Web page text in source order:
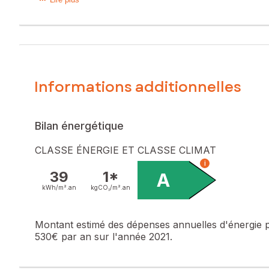
et salle d’eau. Une seconde salle de bain complète
fonctionnalité, volumes agréables et environnement
Prix de vente : 292 500 €
Honoraires charge vendeur
Contactez votre conseiller SAFTI : Camille PAWLOWSKI,
Informations additionnelles
Bilan énergétique
CLASSE ÉNERGIE ET CLASSE CLIMAT
39
kWh/m². an
1*
kgCO₂/m². an A
i
Montant estimé des dépenses annuelles d'énergie
530€ par an sur l'année 2021.